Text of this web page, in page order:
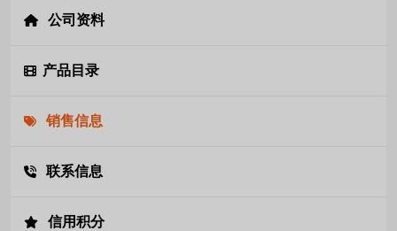
公司资料
产品目录
销售信息
联系信息
信用积分